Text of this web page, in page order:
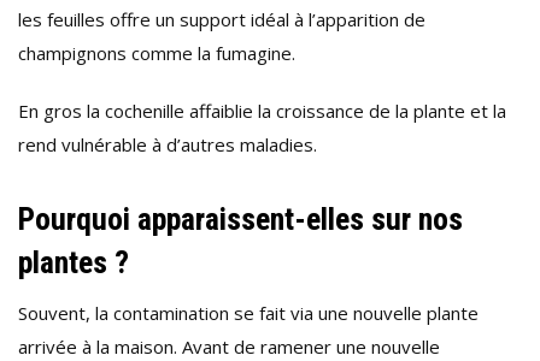
les feuilles offre un support idéal à l’apparition de
champignons comme la fumagine.
En gros la cochenille affaiblie la croissance de la plante et la
rend vulnérable à d’autres maladies.
Pourquoi apparaissent-elles sur nos
plantes ?
Souvent, la contamination se fait via une nouvelle plante
arrivée à la maison. Avant de ramener une nouvelle